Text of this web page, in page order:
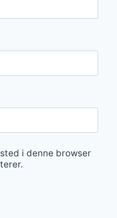
i denne browser